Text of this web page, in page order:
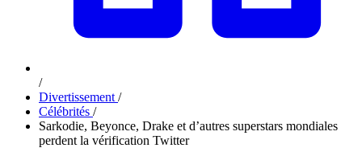
/
Divertissement /
Célébrités /
Sarkodie, Beyonce, Drake et d’autres superstars mondiales
perdent la vérification Twitter